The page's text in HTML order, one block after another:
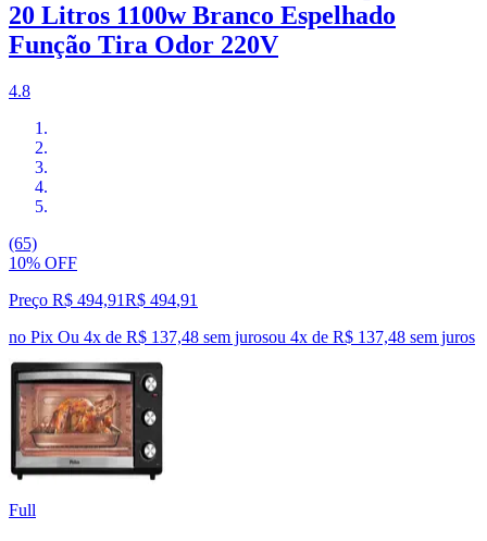
20 Litros 1100w Branco Espelhado
Função Tira Odor 220V
4.8
(65)
10% OFF
Preço R$ 494,91R$ 494,91
no Pix Ou 4x de R$ 137,48 sem jurosou 4x de R$ 137,48 sem juros
Full